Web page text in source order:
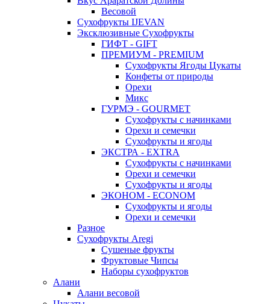
Весовой
Сухофрукты IJEVAN
Эксклюзивные Сухофрукты
ГИФТ - GIFT
ПРЕМИУМ - PREMIUM
Сухофрукты Ягоды Цукаты
Конфеты от природы
Орехи
Микс
ГУРМЭ - GOURMET
Сухофрукты с начинками
Орехи и семечки
Сухофрукты и ягоды
ЭКСТРА - EXTRA
Сухофрукты с начинками
Орехи и семечки
Сухофрукты и ягоды
ЭКОНОМ - ECONOM
Сухофрукты и ягоды
Орехи и семечки
Разное
Сухофрукты Aregi
Сушеные фрукты
Фруктовые Чипсы
Наборы сухофруктов
Алани
Алани весовой